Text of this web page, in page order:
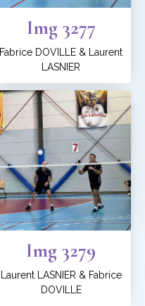
Img 3277
Fabrice DOVILLE & Laurent
LASNIER
Img 3279
Laurent LASNIER & Fabrice
DOVILLE